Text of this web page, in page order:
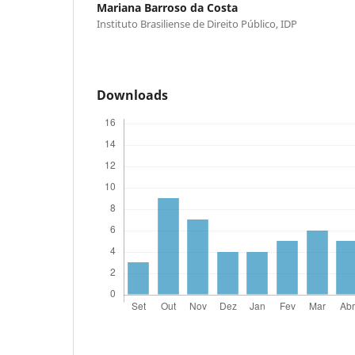
Mariana Barroso da Costa
Instituto Brasiliense de Direito Público, IDP
Downloads